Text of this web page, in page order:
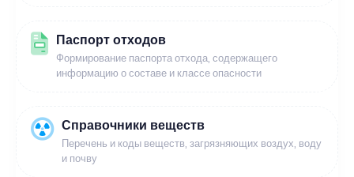
Паспорт отходов
Формирование паспорта отхода, содержащего
информацию о составе и классе опасности
Справочники веществ
Перечень и коды веществ, загрязняющих воздух, воду
и почву